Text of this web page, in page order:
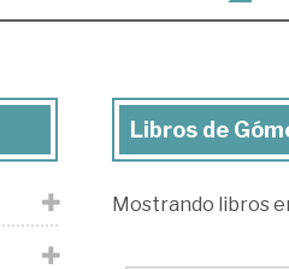
Libros
Gómez
Libros de
Mostrando libros